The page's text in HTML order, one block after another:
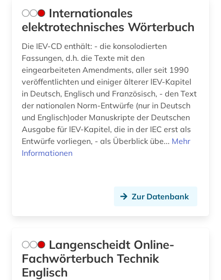
Internationales
elektrotechnisches Wörterbuch
Die IEV-CD enthält: - die konsolodierten
Fassungen, d.h. die Texte mit den
eingearbeiteten Amendments, aller seit 1990
veröffentlichten und einiger älterer lEV-Kapitel
in Deutsch, Englisch und Französisch, - den Text
der nationalen Norm-Entwürfe (nur in Deutsch
und Englisch)oder Manuskripte der Deutschen
Ausgabe für lEV-Kapitel, die in der IEC erst als
Entwürfe vorliegen, - als Überblick übe... Mehr
Informationen
Zur Datenbank
Langenscheidt Online-
Fachwörterbuch Technik
Englisch